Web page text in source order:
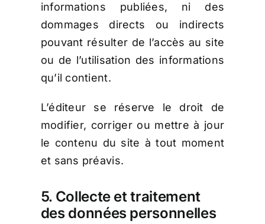
informations publiées, ni des
dommages directs ou indirects
pouvant résulter de l’accès au site
ou de l’utilisation des informations
qu’il contient.
L’éditeur se réserve le droit de
modifier, corriger ou mettre à jour
le contenu du site à tout moment
et sans préavis.
5. Collecte et traitement
des données personnelles